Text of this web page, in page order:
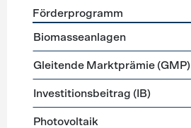
Förderprogramme
Förderprogramm
Biomasseanlagen
Gleitende Marktprämie (GMP)
Investitionsbeitrag (IB)
Photovoltaik